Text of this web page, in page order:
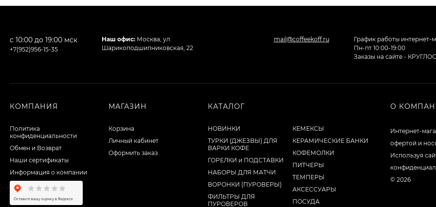
с 10:00 до 19:00 мск
+7(952)956-15-35
Наш офис: Москва, ул.
Шарикоподшипниковская, 22
mail@coffeekoff.ru
График работы интернет-
Пн-пт 10:00-19:00
Заказы на сайте -
КОМПАНИЯ
Политика
конфиденциальности
Обмен и Возврат
Наши сертификаты
Информация о компании
МАГАЗИН
Корзина
Личный кабинет
Оформить заказ
КАТАЛОГ
НОВИНКИ
ТУРКИ (ДЖЕЗВЫ) ДЛЯ
ВАРКИ КОФЕ
ГОРЕЛКИ и ПОДСТАВКИ
НАБОРЫ ДЛЯ МАТЧИ
ВОРОНКИ (ПУРОВЕРЫ)
ФИЛЬТРЫ ДЛЯ
ПУРОВЕРОВ
КЕМЕКСЫ
КЕРАМИЧЕСКИЕ БАНКИ
КОФЕМОЛКИ
ПИТЧЕРЫ
ТЕМПЕРЫ
АКСЕССУАРЫ
ПОСУДА
О
Интернет-
офертой и
Используя
© 2026